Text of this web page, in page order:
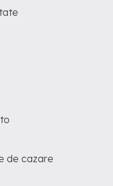
de cazare